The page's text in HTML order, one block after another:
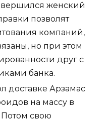
женский
позволят
компаний,
но при этом
друг с
банка.
доставке Арзамас
на массу в
Потом свою